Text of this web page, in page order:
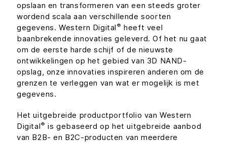
opslaan en transformeren van een steeds groter
wordend scala aan verschillende soorten
gegevens. Western Digital ® heeft veel
baanbrekende innovaties geleverd. Of het nu gaat
om de eerste harde schijf of de nieuwste
ontwikkelingen op het gebied van 3D NAND-
opslag, onze innovaties inspireren anderen om de
grenzen te verleggen van wat er mogelijk is met
gegevens.
Het uitgebreide productportfolio van Western
Digital® is gebaseerd op het uitgebreide aanbod
van B2B- en B2C-producten van meerdere